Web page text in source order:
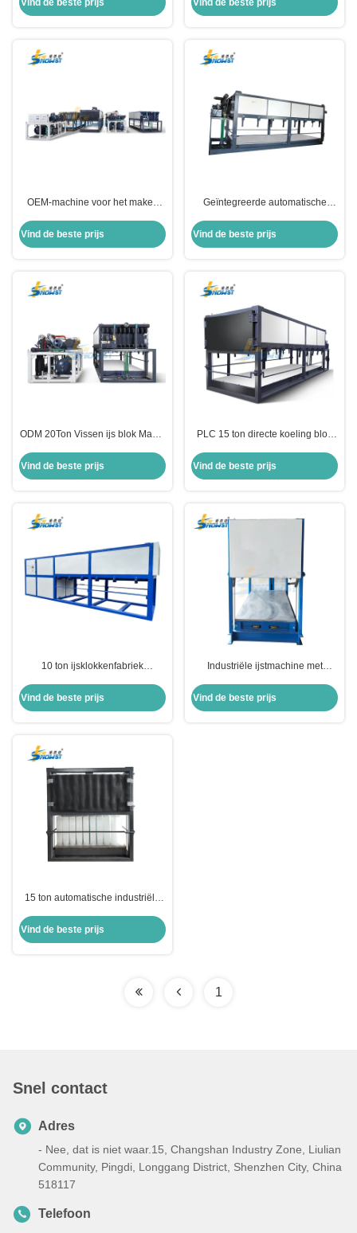
OEM-machine voor het maken
koelen van visserij
Vind de beste prijs
Geïntegreerde automatische
Vind de beste prijs
ODM 20Ton Vissen ijs blok Maker
Vind de beste prijs
PLC 15 ton directe koeling blok
Vind de beste prijs
10 ton ijsklokkenfabriek
80 kW
Vind de beste prijs
Industriële ijstmachine met
Vind de beste prijs
15 ton automatische industriële
Vind de beste prijs
1
Snel contact
Adres
- Nee, dat is niet waar.15, Changshan Industry Zone, Liulian
Community, Pingdi, Longgang District, Shenzhen City, China
518117
Telefoon